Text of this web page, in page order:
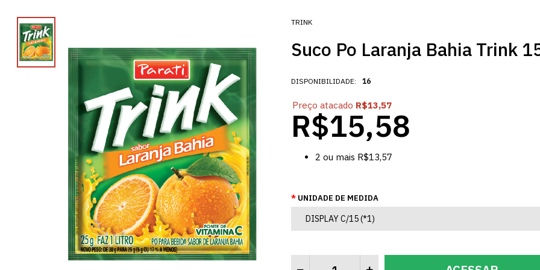
TRINK
Suco Po Laranja Bahia Trink
DISPONIBILIDADE: 16
Preço atacado R$13,57
R$15,58
2 ou mais R$13,57
UNIDADE DE MEDIDA